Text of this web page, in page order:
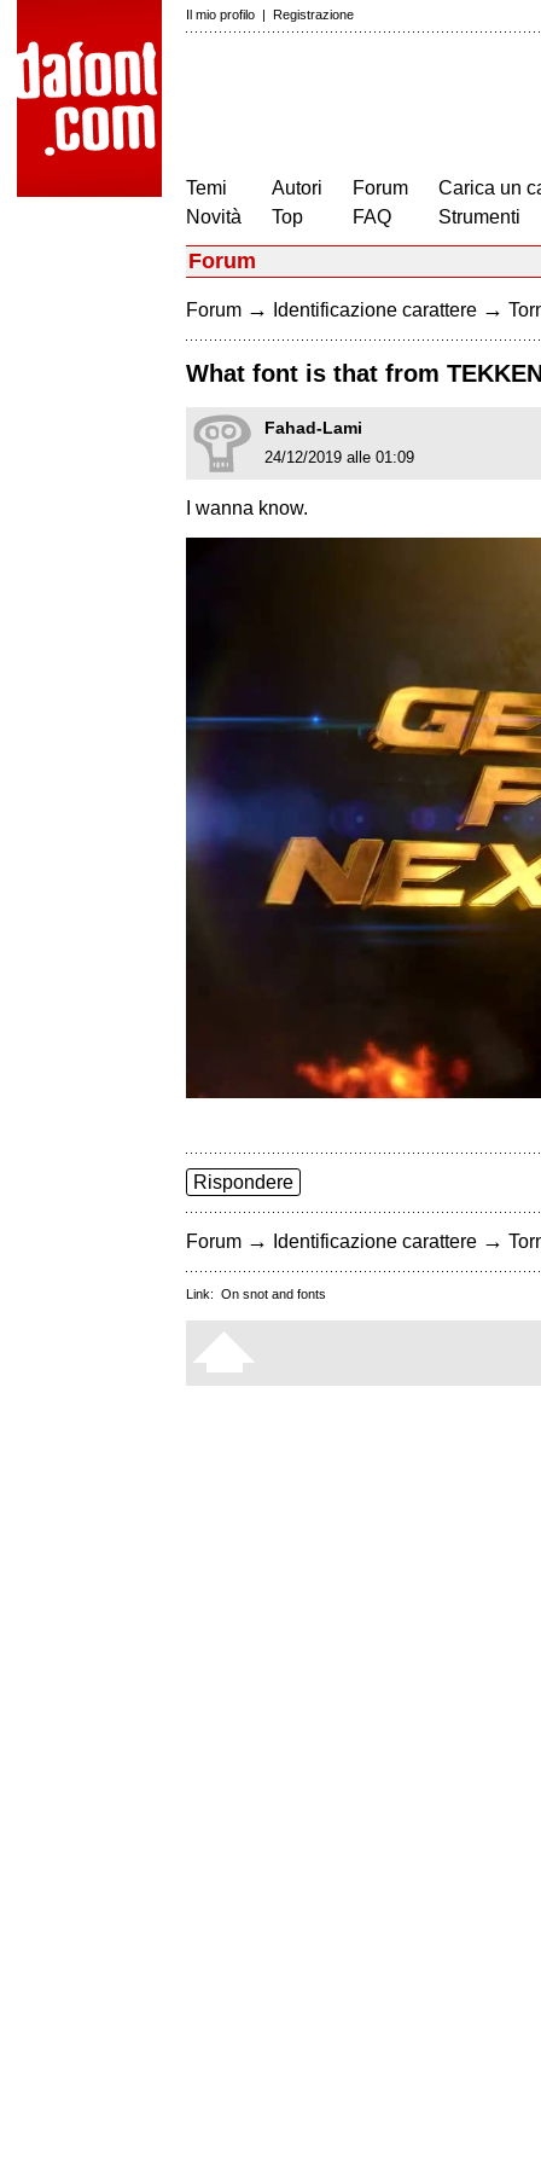
Il mio profilo | Registrazione
Temi
Novità
Autori
Top
Forum
FAQ
Carica un
Strumenti
Forum
Forum → Identificazione carattere →
What font is that from
Fahad-Lami
24/12/2019 alle 01:09
I wanna know.
Rispondere
Forum → Identificazione carattere →
Link: On snot and fonts